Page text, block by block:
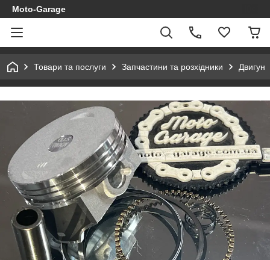
Moto-Garage
Товари та послуги Запчастини та розхідники Двигун